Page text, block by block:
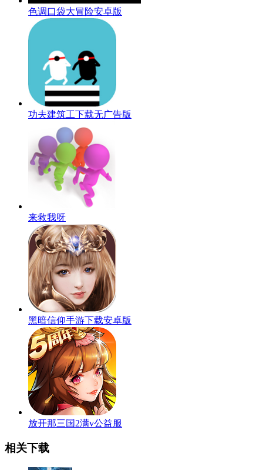
色调口袋大冒险安卓版
功夫建筑工下载无广告版
来救我呀
黑暗信仰手游下载安卓版
放开那三国2满v公益服
相关下载